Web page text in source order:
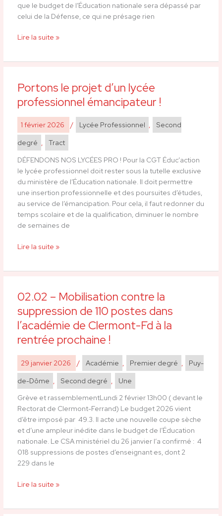
que le budget de l’Éducation nationale sera dépassé par
celui de la Défense, ce qui ne présage rien
mener
Lire la suite »
Portons le projet d’un lycée
professionnel émancipateur !
1 février 2026 / Lycée Professionnel ,
Second
degré ,
Tract
DÉFENDONS NOS LYCÉES PRO ! Pour la CGT Éduc’action
le lycée professionnel doit rester sous la tutelle exclusive
du ministère de l’Éducation nationale. Il doit permettre
une insertion professionnelle et des poursuites d’études,
au service de l’émancipation. Pour cela, il faut redonner du
temps scolaire et de la qualification, diminuer le nombre
de semaines de
Portons
projet
d’un
lycée
professionnel
émancipateur
!
Lire la suite »
02.02 – Mobilisation contre la
suppression de 110 postes dans
l’académie de Clermont-Fd à la
rentrée prochaine !
29 janvier 2026 / Académie , Premier degré ,
Puy-
de-Dôme , Second degré ,
Une
Grève et rassemblementLundi 2 février 13h00 ( devant le
Rectorat de Clermont-Ferrand) Le budget 2026 vient
d’être imposé par 49.3. Il acte une nouvelle coupe sèche
et d’une ampleur inédite dans le budget de l’Éducation
nationale. Le CSA ministériel du 26 janvier l’a confirmé : 4
018 suppressions de postes d’enseignant·es, dont 2
229 dans le
02.02
Mobilisation
contre
la
de
110
postes
Clermont-
prochaine
Lire la suite »